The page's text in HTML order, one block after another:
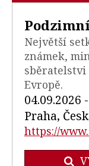
Největší
známek,
sběratelstvi
Evropě.
04.09.2026
Praha,
https://